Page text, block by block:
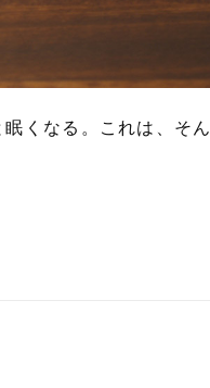
くなる。これは、そん